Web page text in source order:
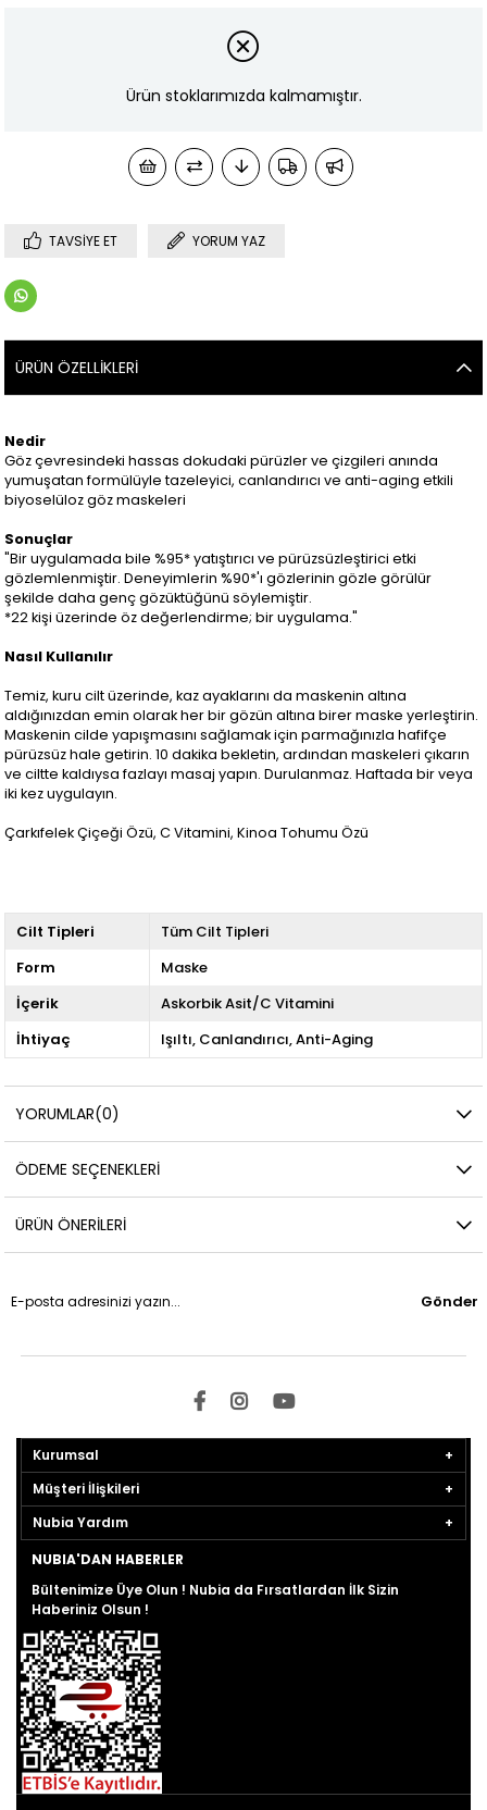
Ürün stoklarımızda kalmamıştır.
TAVSIYE ET YORUM YAZ
ÜRÜN ÖZELLIKLERI
Nedir
Göz çevresindeki hassas dokudaki pürüzler ve çizgileri anında
yumuşatan formülüyle tazeleyici, canlandırıcı ve anti-aging etkili
biyoselüloz göz maskeleri
Sonuçlar
"Bir uygulamada bile %95* yatıştırıcı ve pürüzsüzleştirici etki
gözlemlenmiştir. Deneyimlerin %90*'ı gözlerinin gözle görülür
şekilde daha genç gözüktüğünü söylemiştir.
*22 kişi üzerinde öz değerlendirme; bir uygulama."
Nasıl Kullanılır
Temiz, kuru cilt üzerinde, kaz ayaklarını da maskenin altına
aldığınızdan emin olarak her bir gözün altına birer maske yerleştirin.
Maskenin cilde yapışmasını sağlamak için parmağınızla hafifçe
pürüzsüz hale getirin. 10 dakika bekletin, ardından maskeleri çıkarın
ve ciltte kaldıysa fazlayı masaj yapın. Durulanmaz. Haftada bir veya
iki kez uygulayın.
Çarkıfelek Çiçeği Özü, C Vitamini, Kinoa Tohumu Özü
Cilt Tipleri
Tüm Cilt Tipleri
Form
Maske
İçerik
Askorbik Asit/C Vitamini
İhtiyaç
Işıltı Canlandırıcı Anti-Aging
YORUMLAR(0)
ÖDEME SEÇENEKLERI
ÜRÜN ÖNERILERI
Gönder
Kurumsal
Müşteri İlişkileri
Nubia Yardım
NUBIA'DAN HABERLER
Bültenimize Üye Olun ! Nubia da Fırsatlardan İlk Sizin
Haberiniz Olsun !